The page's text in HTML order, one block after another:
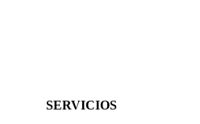
SERVICIOS